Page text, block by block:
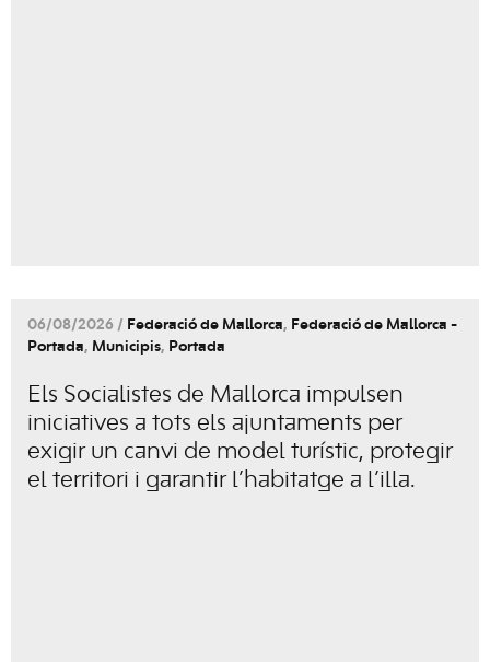
06/08/2026 / Federació de Mallorca, Federació de Mallorca -
Portada, Municipis, Portada
Els Socialistes de Mallorca impulsen
iniciatives a tots els ajuntaments per
exigir un canvi de model turístic, protegir
el territori i garantir l’habitatge a l’illa.